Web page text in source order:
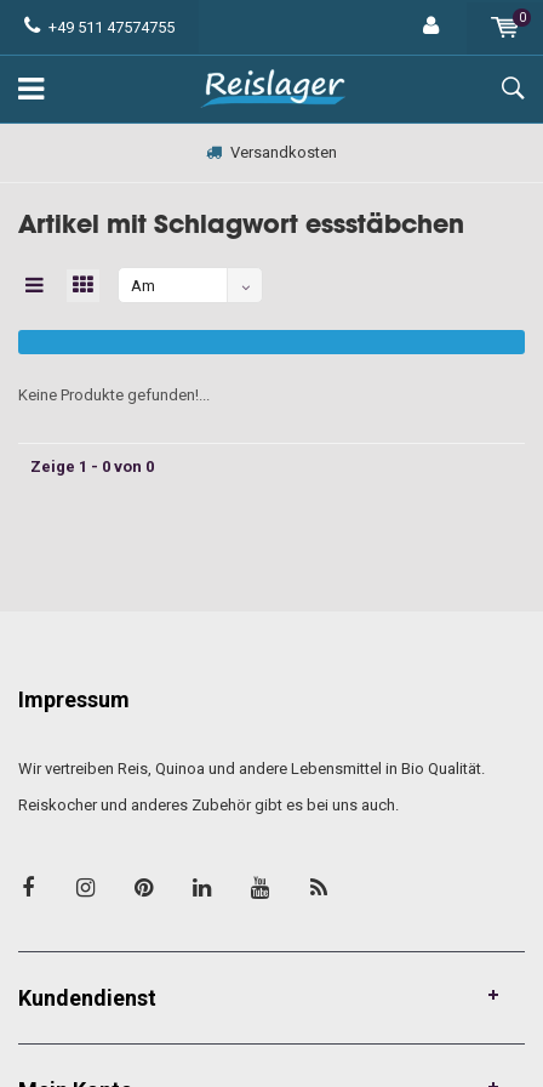
+49 511 47574755
0
Versandkosten
Artikel mit Schlagwort essstäbchen
Am
angesehen
Keine Produkte gefunden!...
Zeige 1 - 0 von 0
Impressum
Wir vertreiben Reis, Quinoa und andere Lebensmittel in Bio Qualität.
Reiskocher und anderes Zubehör gibt es bei uns auch.
Kundendienst